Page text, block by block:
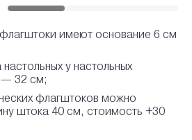
имеют основание 6 см
у настольных
— 32 см;
флагштоков можно
штока 40 см, стоимость +30